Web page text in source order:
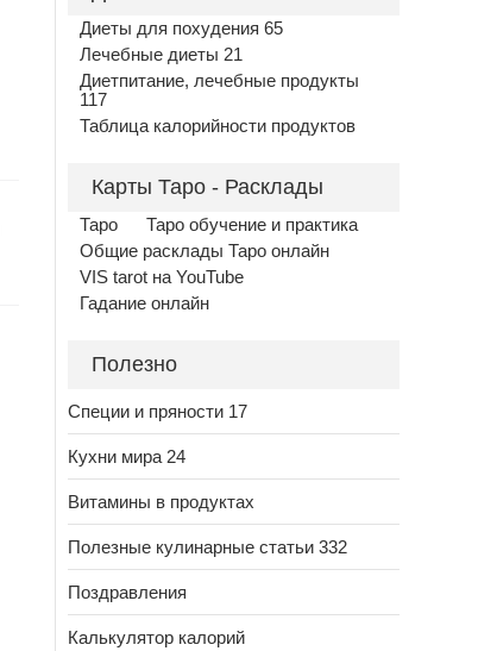
Диеты для похудения 65
Лечебные диеты 21
Диетпитание, лечебные продукты
117
Таблица калорийности продуктов
Карты Таро - Расклады
Таро
Таро обучение и практика
Общие расклады Таро онлайн
VIS tarot на YouTube
Гадание онлайн
Полезно
Специи и пряности 17
Кухни мира 24
Витамины в продуктах
Полезные кулинарные статьи 332
Поздравления
Калькулятор калорий